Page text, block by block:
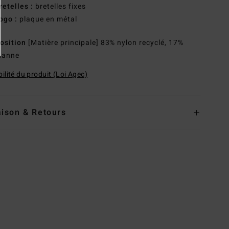
Bretelles : bretelles fixes
Logo : plaque en métal
[Matière principale] 83% nylon recyclé, 17%
du produit (Loi Agec)
& Retours